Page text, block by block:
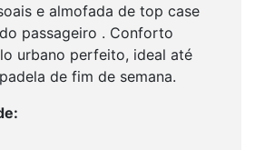
e almofada de top case
passageiro . Conforto
urbano perfeito, ideal até
de fim de semana.